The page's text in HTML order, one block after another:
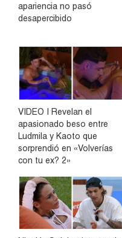
apariencia no pasó
desapercibido
VIDEO | Revelan el
apasionado beso entre
Ludmila y Kaoto que
sorprendió en «Volverías
con tu ex? 2»